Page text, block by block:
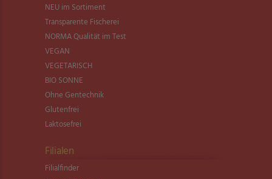
NEU im Sortiment
Transparente Fischerei
NORMA Qualität im Test
VEGAN
VEGETARISCH
BIO SONNE
Ohne Gentechnik
Glutenfrei
Laktosefrei
Filialen
Filialfinder